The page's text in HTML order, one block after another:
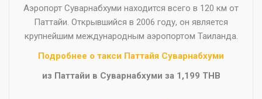
Аэропорт Суварнабхуми находится всего в 120 км от
Паттайи. Открывшийся в 2006 году, он является
крупнейшим международным аэропортом Таиланда.
Подробнее о такси Паттайя Суварнабхуми
из Паттайи в Суварнабхуми за 1,199 THB